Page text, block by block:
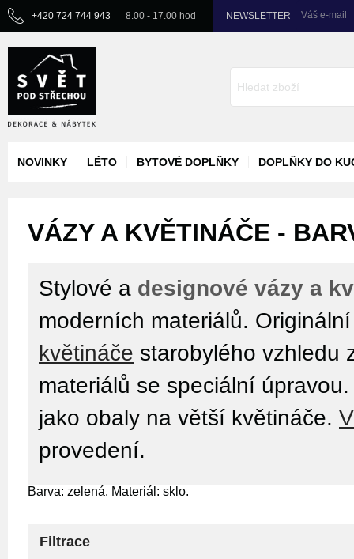
+420 724 744 943 8.00 - 17.00 hod NEWSLETTER Váš e-mail
NOVINKY LÉTO BYTOVÉ DOPLŇKY DOPLŇKY DO
VÁZY A KVĚTINÁČE -
Stylové a designové vázy a
moderních materiálů.
květináče starobylého vzhledu
materiálů se speciální
jako obaly na větší květináče.
provedení.
Barva: zelená. Materiál: sklo.
Filtrace